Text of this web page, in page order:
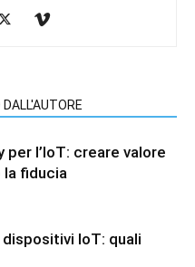
DALL'AUTORE
per l’IoT: creare valore
la fiducia
IoT: quali